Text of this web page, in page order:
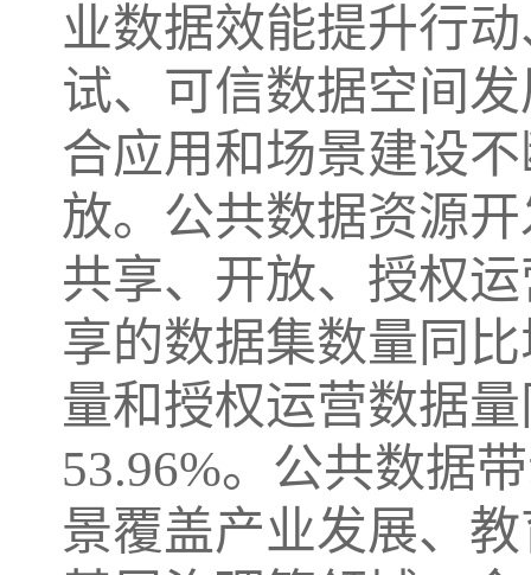
业数据效能提升行
试、可信数据空间
合应用和场景建设
放。公共数据资源
共享、开放、授权
享的数据集数量同
量和授权运营数据
53.96%。公共数据
景覆盖产业发展、